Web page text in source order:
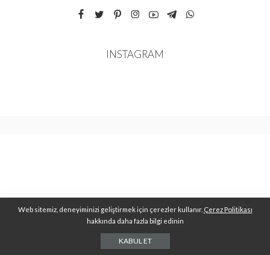
INSTAGRAM
Web sitemiz, deneyiminizi geliştirmek için çerezler kullanır. Çerez Politikası
hakkında daha fazla bilgi edinin
KABUL ET